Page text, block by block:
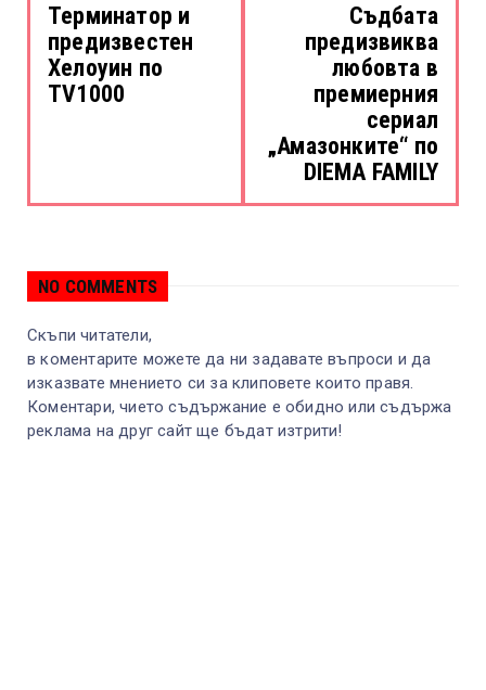
Терминатор и
предизвестен
Хелоуин по
TV1000
Съдбата
предизвиква
любовта в
премиерния
сериал
„Амазонките“ по
DIEMA FAMILY
NO COMMENTS
Скъпи читатели,
в коментарите можете да ни задавате въпроси и да
изказвате мнението си за клиповете които правя.
Коментари, чието съдържание е обидно или съдържа
реклама на друг сайт ще бъдат изтрити!